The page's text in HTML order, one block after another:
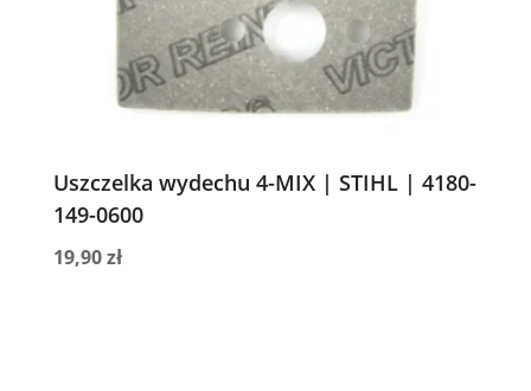
Uszczelka wydechu 4-MIX | STIHL | 4180-
149-0600
19,90zł